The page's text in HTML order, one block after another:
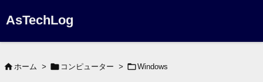
AsTechLog
 ホーム >  コンピューター > Windows